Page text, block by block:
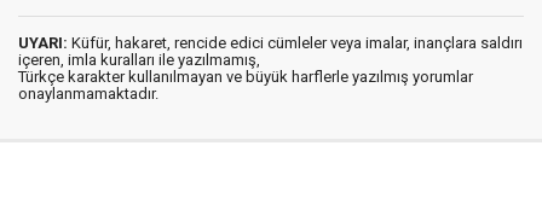
UYARI: Küfür, hakaret, rencide edici cümleler veya imalar, inançlara saldırı
içeren, imla kuralları ile yazılmamış,
Türkçe karakter kullanılmayan ve büyük harflerle yazılmış yorumlar
onaylanmamaktadır.